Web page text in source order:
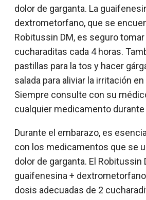
dolor de garganta. La
dextrometorfano, que se
Robitussin DM, es seguro
cucharaditas cada 4 horas.
pastillas para la tos y hacer
salada para aliviar la irritación en
Siempre consulte con su
cualquier medicamento
Durante el embarazo, es
con los medicamentos que se
dolor de garganta. El Robitussin
guaifenesina +
dosis adecuadas de 2